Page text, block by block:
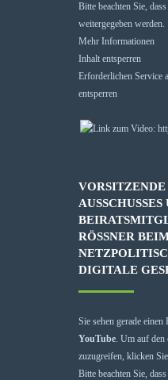
Bitte beachten Sie,
weitergegeben werden.
Mehr Informationen
Inhalt entsperren
Erforderlichen Service
entsperren
RÖSSNER BEIM
IGITALE
Sie sehen gerade
YouTube. Um auf den
zuzugreifen, klicken
Bitte beachten Sie,